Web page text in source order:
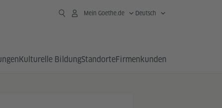
Mein Goethe.de Deutsch
Kulturelle BildungStandorteFirmen­kunden